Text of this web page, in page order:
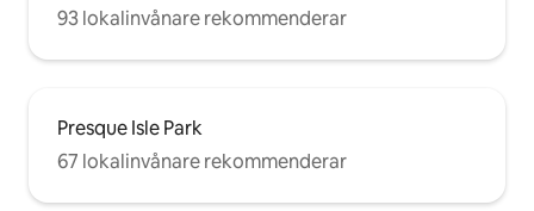
93 lokalinvånare rekommenderar
Presque Isle Park
67 lokalinvånare rekommenderar